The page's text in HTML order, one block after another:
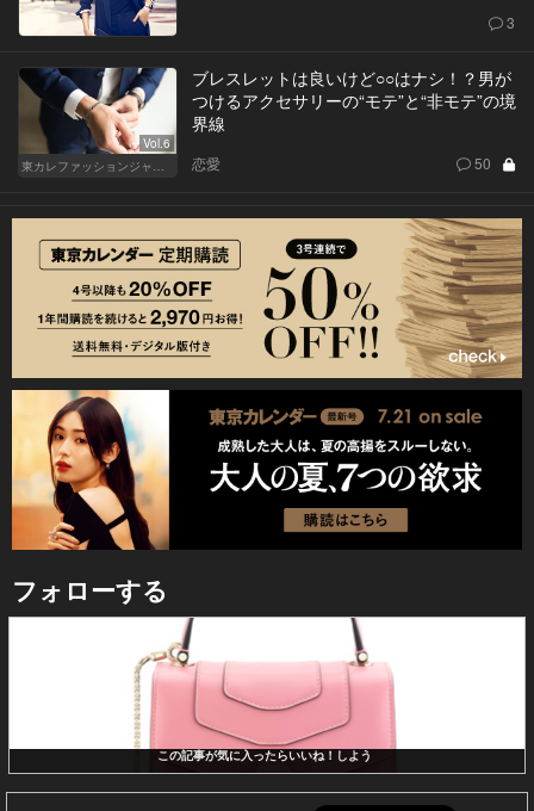
3
Vol.6
東カレファッションジャーナル
ブレスレットは良いけど○○はナシ！？男が
つけるアクセサリーの“モテ”と“非モテ”の境
界線
恋愛 50
フォローする
この記事が気に入ったらいいね！しよう